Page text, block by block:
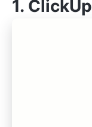
1. ClickUp